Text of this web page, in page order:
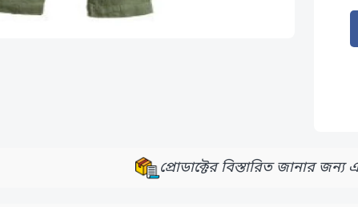
প্রোডাক্টের বিস্তারিত জানার